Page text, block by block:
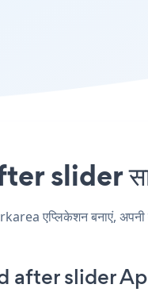
slider
एप्लिकेशन बनाएं, अपनी
after slider